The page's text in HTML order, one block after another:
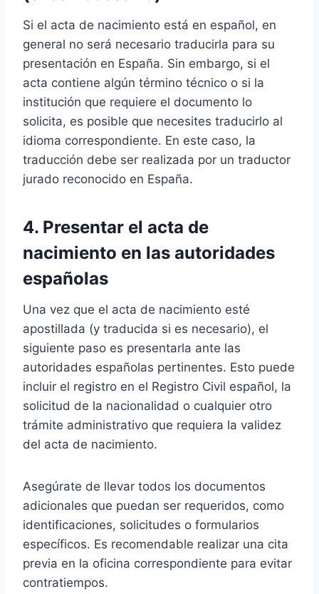
Si el acta de nacimiento está en español, en
general no será necesario traducirla para su
presentación en España. Sin embargo, si el
acta contiene algún término técnico o si la
institución que requiere el documento lo
solicita, es posible que necesites traducirlo al
idioma correspondiente. En este caso, la
traducción debe ser realizada por un traductor
jurado reconocido en España.
4. Presentar el acta de
nacimiento en las autoridades
españolas
Una vez que el acta de nacimiento esté
apostillada (y traducida si es necesario), el
siguiente paso es presentarla ante las
autoridades españolas pertinentes. Esto puede
incluir el registro en el Registro Civil español, la
solicitud de la nacionalidad o cualquier otro
trámite administrativo que requiera la validez
del acta de nacimiento.
Asegúrate de llevar todos los documentos
adicionales que puedan ser requeridos, como
identificaciones, solicitudes o formularios
específicos. Es recomendable realizar una cita
previa en la oficina correspondiente para evitar
contratiempos.